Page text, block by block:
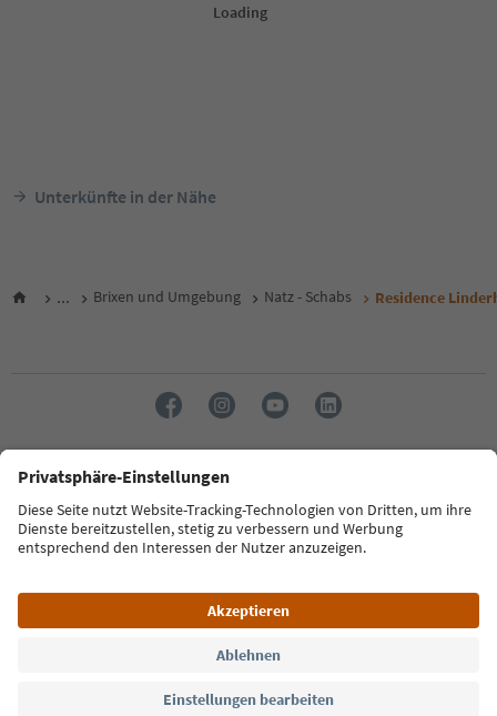
Unterkünfte in der Nähe
... Brixen und Umgebung Natz - Schabs Residence
Sprache: Deutsch
FAQ Kontakt Presse MICE Datenschutzerklärung
Zugänglichkeitserklärung